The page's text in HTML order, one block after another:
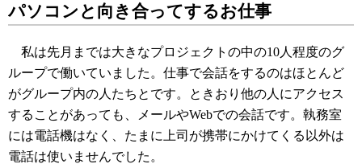
パソコンと向き合ってするお仕事
私は先月までは大きなプロジェクトの中の10人程度のグ
ループで働いていました。仕事で会話をするのはほとんど
がグループ内の人たちとです。ときおり他の人にアクセス
することがあっても、メールやWebでの会話です。執務室
には電話機はなく、たまに上司が携帯にかけてくる以外は
電話は使いませんでした。